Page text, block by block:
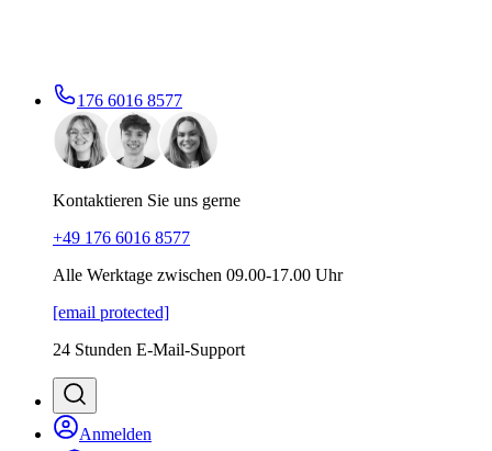
176 6016 8577
Kontaktieren Sie uns gerne
+49 176 6016 8577
Alle Werktage zwischen 09.00-17.00 Uhr
[email protected]
24 Stunden E-Mail-Support
Anmelden